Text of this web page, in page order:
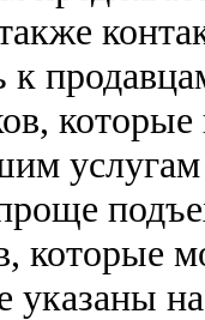
услугам
которые
указаны